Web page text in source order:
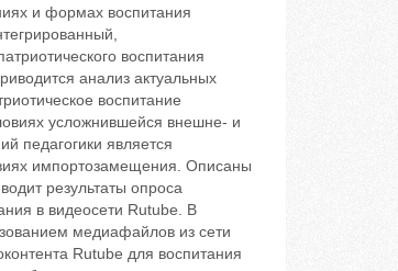
и формах воспитания
воспитания
анализ актуальных
воспитание
усложнившейся внешне- и
педагогики является
импортозамещения. Описаны
результаты опроса
в видеосети Rutube. В
медиафайлов из сети
Rutube для воспитания